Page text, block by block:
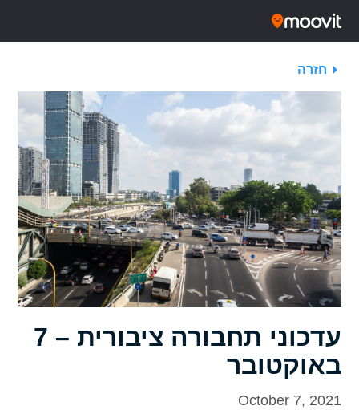
חזרה
עדכוני תחבורה ציבורית – 7
באוקטובר
October 7, 2021